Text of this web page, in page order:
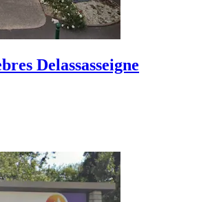
Delassasseigne